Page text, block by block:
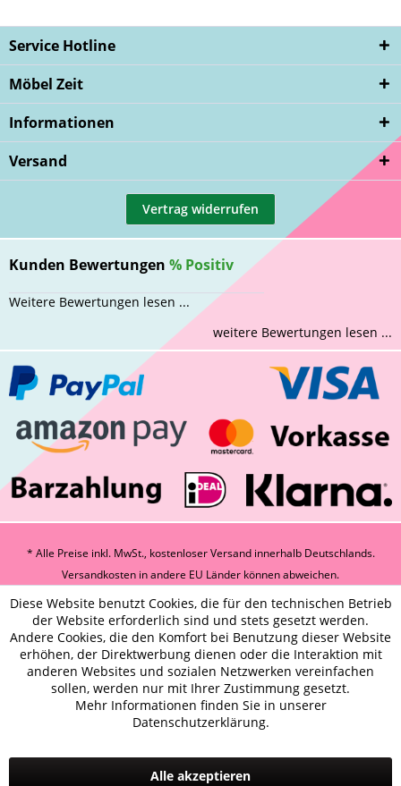
Service Hotline
Möbel Zeit
Informationen
Versand
Vertrag widerrufen
Kunden Bewertungen % Positiv
Weitere Bewertungen lesen ...
weitere Bewertungen lesen ...
* Alle Preise inkl. MwSt., kostenloser Versand innerhalb Deutschlands.
Versandkosten in andere EU Länder können abweichen.
Diese Website benutzt Cookies, die für den technischen Betrieb
der Website erforderlich sind und stets gesetzt werden.
Andere Cookies, die den Komfort bei Benutzung dieser Website
erhöhen, der Direktwerbung dienen oder die Interaktion mit
anderen Websites und sozialen Netzwerken vereinfachen
sollen, werden nur mit Ihrer Zustimmung gesetzt.
Mehr Informationen finden Sie in unserer
Datenschutzerklärung.
Alle akzeptieren